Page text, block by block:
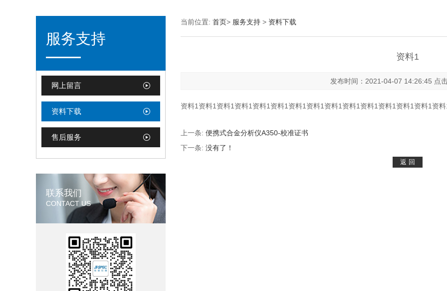
服务支持
网上留言
资料下载
售后服务
联系我们
CONTACT US
当前位置: 首页> 服务支持 > 资料下载
资料1
发布时间：2021-04-07 14:26:45 点
资料1资料1资料1资料1资料1资料1资料1资料1资料1资料1资料1资料1资料1资料1资
上一条: 便携式合金分析仪A350-校准证书
下一条: 没有了！